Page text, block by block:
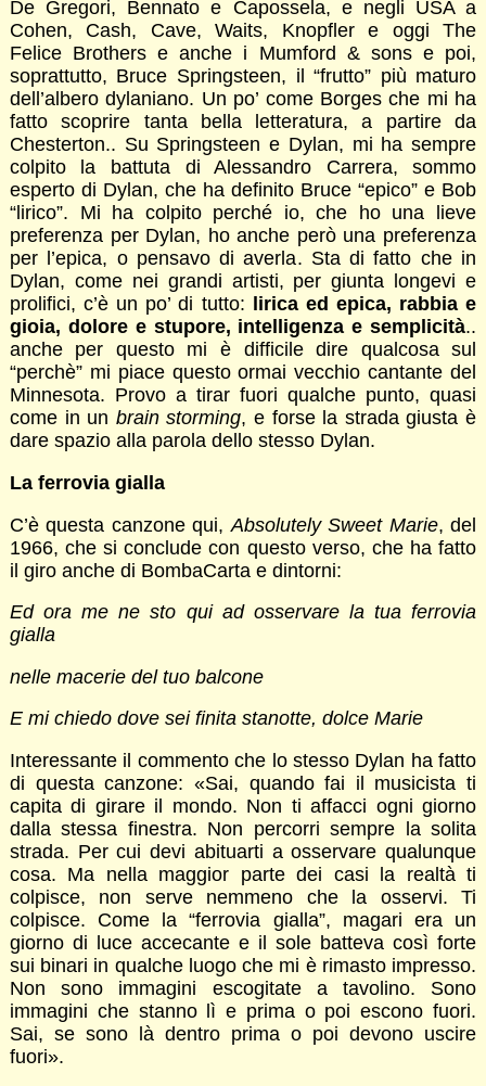
De Gregori, Bennato e Capossela, e negli USA a
Cohen, Cash, Cave, Waits, Knopfler e oggi The
Felice Brothers e anche i Mumford & sons e poi,
soprattutto, Bruce Springsteen, il “frutto” più maturo
dell’albero dylaniano. Un po’ come Borges che mi ha
fatto scoprire tanta bella letteratura, a partire da
Chesterton.. Su Springsteen e Dylan, mi ha sempre
colpito la battuta di Alessandro Carrera, sommo
esperto di Dylan, che ha definito Bruce “epico” e Bob
“lirico”. Mi ha colpito perché io, che ho una lieve
preferenza per Dylan, ho anche però una preferenza
per l’epica, o pensavo di averla. Sta di fatto che in
Dylan, come nei grandi artisti, per giunta longevi e
prolifici, c’è un po’ di tutto:
lirica ed epica, rabbia e
gioia, dolore e stupore, intelligenza e semplicità..
anche per questo mi è difficile dire qualcosa sul
“perchè” mi piace questo ormai vecchio cantante del
Minnesota. Provo a tirar fuori qualche punto, quasi
come in un brain storming, e forse la strada giusta è
dare spazio alla parola dello stesso Dylan.
La ferrovia gialla
C’è questa canzone qui, Absolutely Sweet Marie, del
1966, che si conclude con questo verso, che ha fatto
il giro anche di BombaCarta e dintorni:
Ed ora me ne sto qui ad osservare la tua ferrovia
gialla
nelle macerie del tuo balcone
E mi chiedo dove sei finita stanotte, dolce Marie
Interessante il commento che lo stesso Dylan ha fatto
di questa canzone: «Sai, quando fai il musicista ti
capita di girare il mondo. Non ti affacci ogni giorno
dalla stessa finestra. Non percorri sempre la solita
strada. Per cui devi abituarti a osservare qualunque
cosa. Ma nella maggior parte dei casi la realtà ti
colpisce, non serve nemmeno che la osservi. Ti
colpisce. Come la “ferrovia gialla”, magari era un
giorno di luce accecante e il sole batteva così forte
sui binari in qualche luogo che mi è rimasto impresso.
Non sono immagini escogitate a tavolino. Sono
immagini che stanno lì e prima o poi escono fuori.
Sai, se sono là dentro prima o poi devono uscire
fuori».